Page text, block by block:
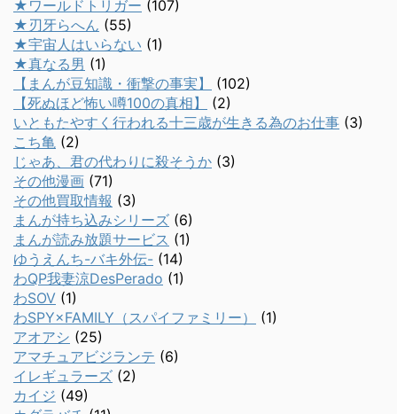
★ワールドトリガー (107)
★刃牙らへん (55)
★宇宙人はいらない (1)
★真なる男 (1)
【まんが豆知識・衝撃の事実】
(102)
【死ぬほど怖い噂100の真相】
(2)
いともたやすく行われる十三歳が生きる為のお仕事 (3)
こち亀 (2)
じゃあ、君の代わりに殺そうか (3)
その他漫画 (71)
その他買取情報 (3)
まんが持ち込みシリーズ (6)
まんが読み放題サービス (1)
ゆうえんち-バキ外伝- (14)
わQP我妻涼DesPerado (1)
わSOV (1)
わSPY×FAMILY（スパイファミリー）
(1)
アオアシ (25)
アマチュアビジランテ (6)
イレギュラーズ (2)
カイジ (49)